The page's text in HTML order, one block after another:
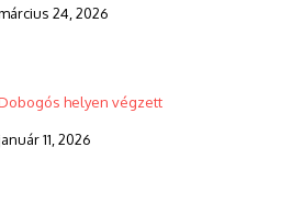
24, 2026
helyen végzett
11, 2026